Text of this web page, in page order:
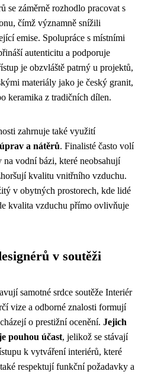
se záměrně rozhodlo pracovat s
čímž významně snížili
emise. Spolupráce s místními
autenticitu a podporuje
je obzvláště patrný u projektů,
materiály jako je český granit,
keramika z tradičních dílen.
zahrnuje také využití
a nátěrů. Finalisté často volí
vodní bázi, které neobsahují
kvalitu vnitřního vzduchu.
v obytných prostorech, kde lidé
kvalita vzduchu přímo ovlivňuje
v soutěži
samotné srdce soutěže Interiér
vize a odborné znalosti formují
o prestižní ocenění. Jejich
pouhou účast, jelikož se stávají
k vytváření interiérů, které
respektují funkční požadavky a